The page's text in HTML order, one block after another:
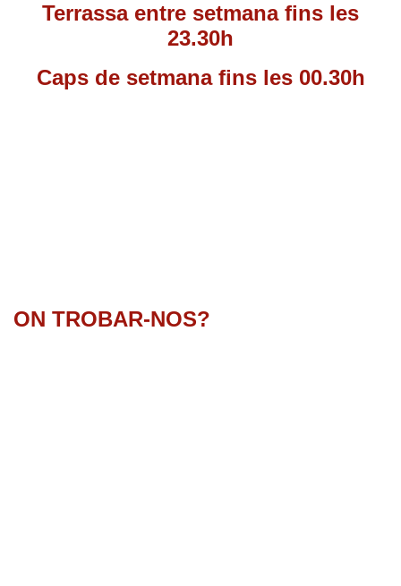
Terrassa entre setmana fins les
23.30h
Caps de setmana fins les 00.30h
ON TROBAR-NOS?